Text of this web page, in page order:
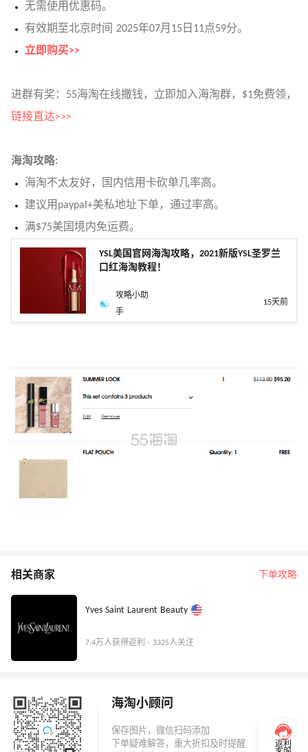
无需使用优惠码。
有效期至北京时间 2025年07月15日11点59分。
立即购买>>
进群有奖：55海淘在线撒钱，立即加入海淘群，$1免费领，
链接直达>>>
海淘攻略:
海淘不太友好，国内信用卡砍单几率高。
建议用paypal+美私地址下单，通过率高。
满$75美国境内免运费。
YSL美国官网海淘攻略，2021新版YSL圣罗兰
口红海淘教程！
攻略小助
手
15天前
相关商家 下单攻略
Yves Saint Laurent Beauty
7.4万人获得返利 · 3325人关注
海淘小顾问
返利